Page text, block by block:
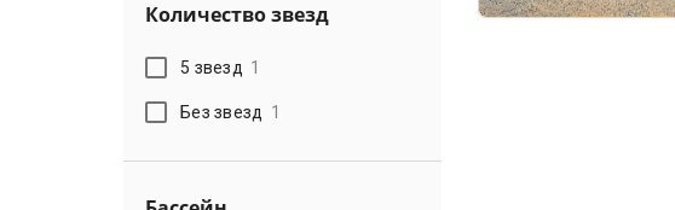
Количество звезд
5 звезд 1
Без звезд 1